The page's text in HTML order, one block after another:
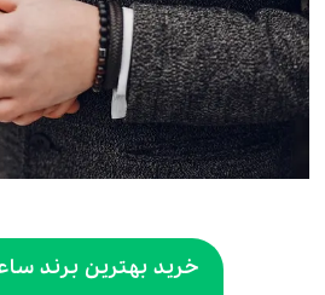
خرید بهترین برند